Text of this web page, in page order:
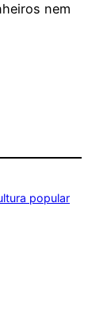
nem
popular